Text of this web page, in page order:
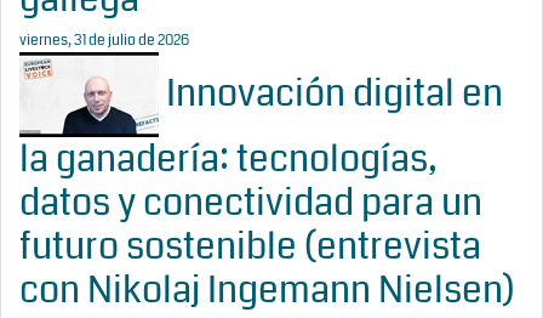
viernes, 31 de julio de 2026
Innovación digital en
la ganadería: tecnologías,
datos y conectividad para un
futuro sostenible (entrevista
con Nikolaj Ingemann Nielsen)